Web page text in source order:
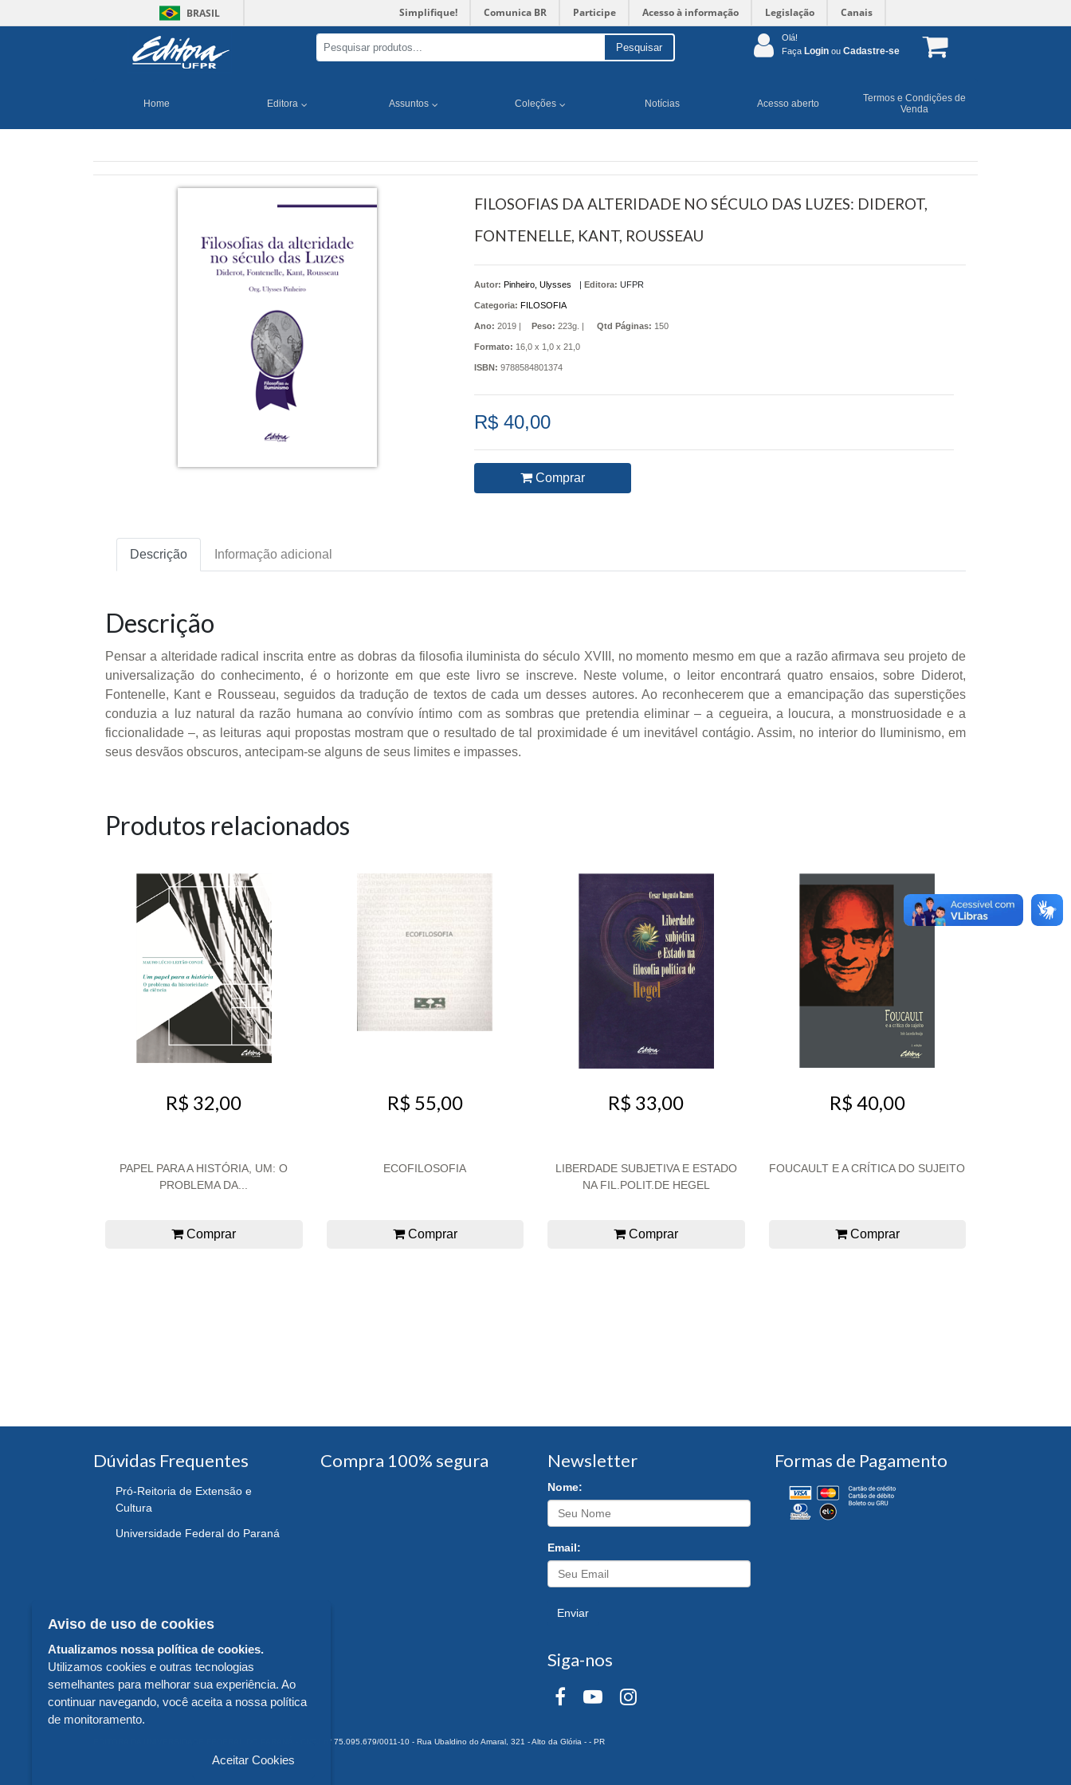
BRASIL Simplifique! Comunica BR Participe Acesso à informação Legislação Canais
Pesquisar
Olá!
Faça Login ou Cadastre-se
Home Editora Assuntos Coleções Notícias Acesso aberto
Termos e Condições de
Venda
FILOSOFIAS DA ALTERIDADE NO SÉCULO DAS LUZES: DIDEROT,
FONTENELLE, KANT, ROUSSEAU
Autor: Pinheiro, Ulysses | Editora: UFPR
Categoria: FILOSOFIA
Ano: 2019 | Peso: 223g. | Qtd Páginas: 150
Formato: 16,0 x 1,0 x 21,0
ISBN: 9788584801374
R$ 40,00
Comprar
Descrição Informação adicional
Descrição
Pensar a alteridade radical inscrita entre as dobras da filosofia iluminista do século XVIII, no momento mesmo em que a razão afirmava seu projeto de
universalização do conhecimento, é o horizonte em que este livro se inscreve. Neste volume, o leitor encontrará quatro ensaios, sobre Diderot,
Fontenelle, Kant e Rousseau, seguidos da tradução de textos de cada um desses autores. Ao reconhecerem que a emancipação das superstições
conduzia a luz natural da razão humana ao convívio íntimo com as sombras que pretendia eliminar – a cegueira, a loucura, a monstruosidade e a
ficcionalidade –, as leituras aqui propostas mostram que o resultado de tal proximidade é um inevitável contágio. Assim, no interior do Iluminismo, em
seus desvãos obscuros, antecipam-se alguns de seus limites e impasses.
Produtos relacionados
R$ 32,00
PAPEL PARA A HISTÓRIA, UM: O
PROBLEMA DA...
Comprar
R$ 55,00
ECOFILOSOFIA
Comprar
R$ 33,00
LIBERDADE SUBJETIVA E ESTADO
NA FIL.POLIT.DE HEGEL
Comprar
R$ 40,00
FOUCAULT E A CRÍTICA DO SUJEITO
Comprar
Dúvidas Frequentes
Pró-Reitoria de Extensão e
Cultura
Universidade Federal do Paraná
Compra 100% segura Newsletter
Nome:
Email:
Enviar
Siga-nos
Formas de Pagamento
EDITORA DA UNIVERSIDADE FEDERAL DO PARANÁ - CNPJ n° 75.095.679/0011-10 - Rua Ubaldino do Amaral, 321 - Alto da Glória - - PR
Aviso de uso de cookies
Atualizamos nossa política de cookies.
Utilizamos cookies e outras tecnologias
semelhantes para melhorar sua experiência. Ao
continuar navegando, você aceita a nossa política
de monitoramento.
Aceitar Cookies